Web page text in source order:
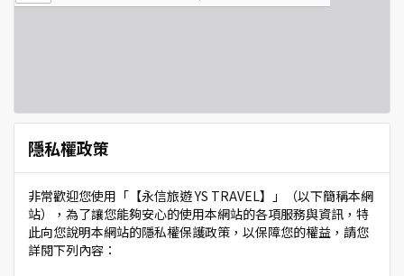
隱私權政策
非常歡迎您使用「【永信旅遊 YS TRAVEL】」（以下簡稱本網
站），為了讓您能夠安心的使用本網站的各項服務與資訊，特
此向您說明本網站的隱私權保護政策，以保障您的權益，請您
詳閱下列內容：